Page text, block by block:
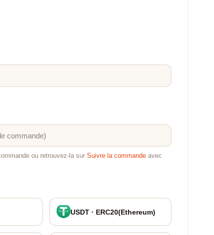
ou retrouvez-la sur Suivre la commande avec
USDT · ERC20(Ethereum)